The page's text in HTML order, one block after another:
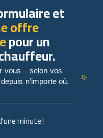
minute !
et
offre
pour un
vous – selon vos
n’importe où.